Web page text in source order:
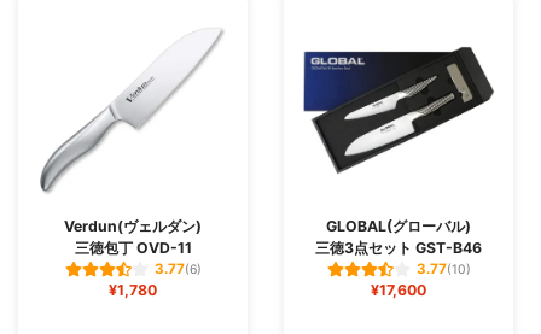
Verdun(ヴェルダン)
三徳包丁 OVD-11
3.77(6)
¥1,780
GLOBAL(グローバル)
三徳3点セット GST-B46
3.77(10)
¥17,600